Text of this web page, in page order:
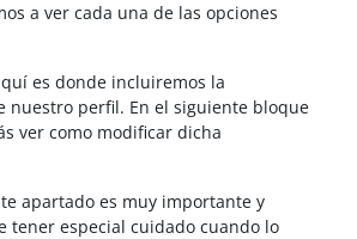
a ver cada una de las opciones
es donde incluiremos la
nuestro perfil. En el siguiente bloque
ver como modificar dicha
apartado es muy importante y
tener especial cuidado cuando lo